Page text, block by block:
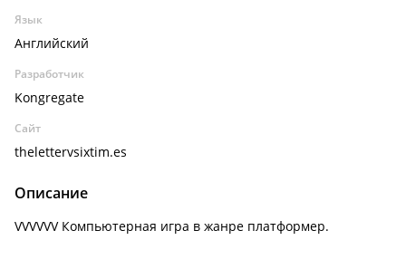
Язык
Английский
Разработчик
Kongregate
Сайт
thelettervsixtim.es
Описание
VVVVVV Компьютерная игра в жанре платформер.